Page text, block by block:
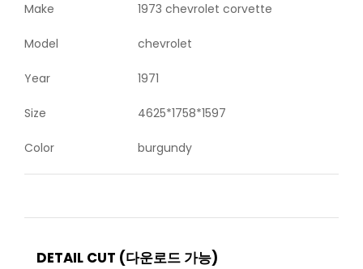
Make 1973 chevrolet corvette
Model chevrolet
Year 1971
Size 4625*1758*1597
Color burgundy
DETAIL CUT (다운로드 가능)